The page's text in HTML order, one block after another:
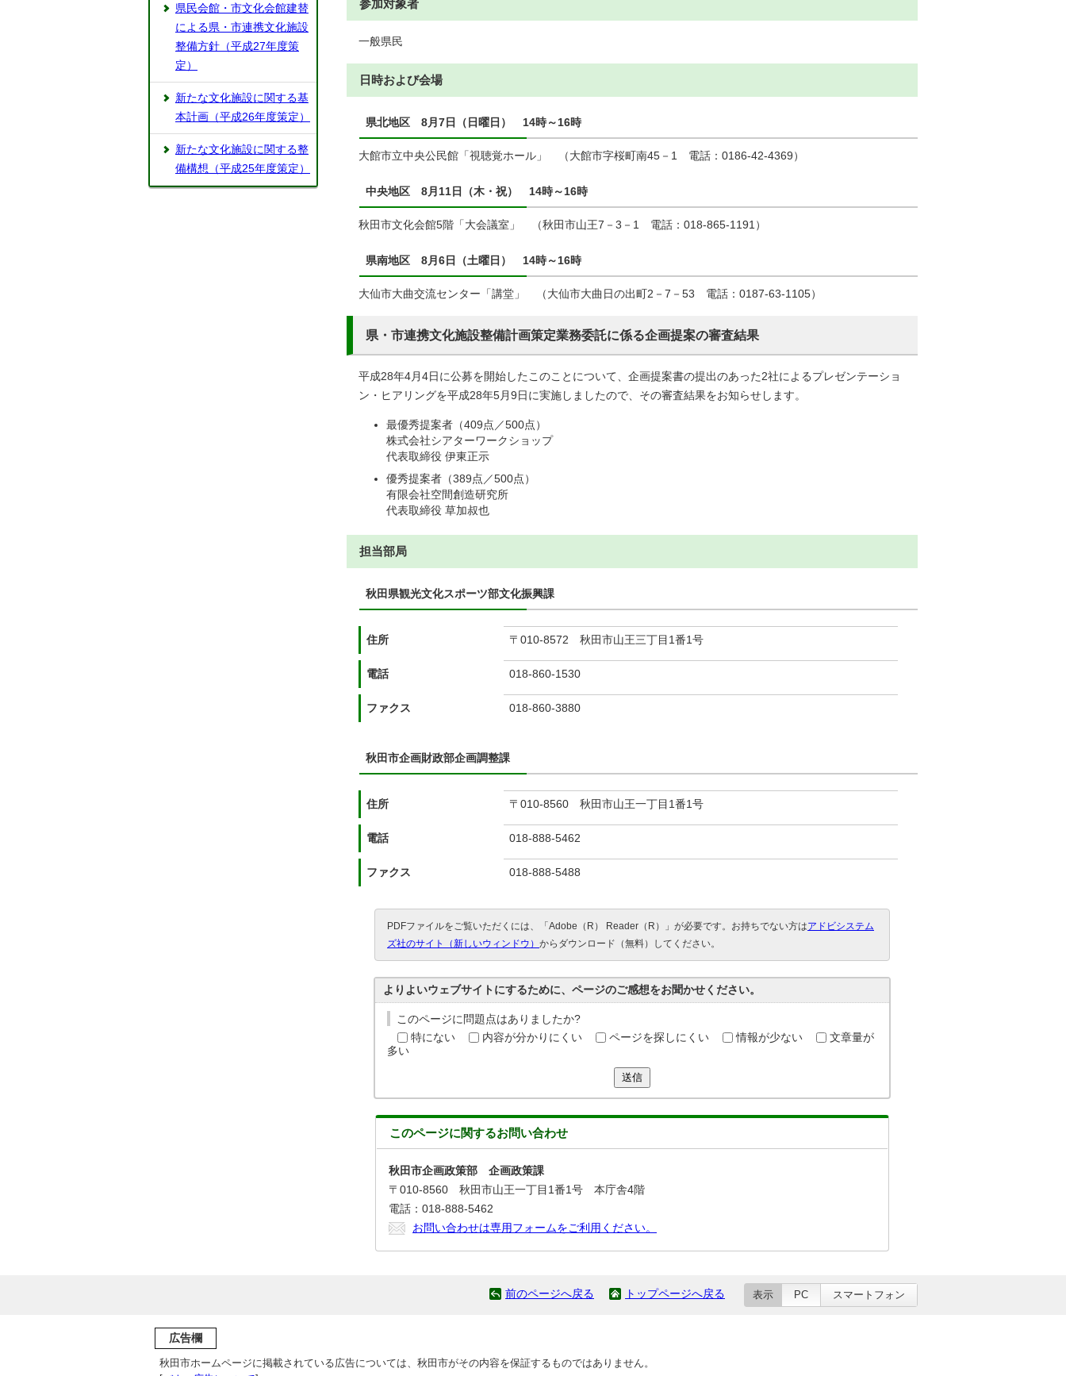
参加対象者
一般県民
日時および会場
県北地区 8月7日（日曜日） 14時～16時
大館市立中央公民館「視聴覚ホール」 （大館市字桜町南45－1 電話：0186-42-4369）
中央地区 8月11日（木・祝） 14時～16時
秋田市文化会館5階「大会議室」 （秋田市山王7－3－1 電話：018-865-1191）
県南地区 8月6日（土曜日） 14時～16時
大仙市大曲交流センター「講堂」 （大仙市大曲日の出町2－7－53 電話：0187-63-1105）
県・市連携文化施設整備計画策定業務委託に係る企画提案の審査結果
平成28年4月4日に公募を開始したこのことについて、企画提案書の提出のあった2社によるプレゼンテーショ
ン・ヒアリングを平成28年5月9日に実施しましたので、その審査結果をお知らせします。
最優秀提案者（409点／500点）
株式会社シアターワークショップ
代表取締役 伊東正示
優秀提案者（389点／500点）
有限会社空間創造研究所
代表取締役 草加叔也
担当部局
秋田県観光文化スポーツ部文化振興課
住所 〒010-8572 秋田市山王三丁目1番1号
電話 018-860-1530
ファクス 018-860-3880
秋田市企画財政部企画調整課
住所 〒010-8560 秋田市山王一丁目1番1号
電話 018-888-5462
ファクス 018-888-5488
PDFファイルをご覧いただくには、「Adobe（R） Reader（R）」が必要です。お持ちでない方はアドビシステム
ズ社のサイト（新しいウィンドウ） からダウンロード（無料）してください。
よりよいウェブサイトにするために、ページのご感想をお聞かせください。
このページに問題点はありましたか?
特にない
内容が分かりにくい ページを探しにくい 情報が少ない
文章量が
多い
送信
このページに関するお問い合わせ
秋田市企画政策部 企画政策課
〒010-8560 秋田市山王一丁目1番1号 本庁舎4階
電話：018-888-5462
お問い合わせは専用フォームをご利用ください。
県民会館・市文化会館建替
による県・市連携文化施設
整備方針（平成27年度策
定）
新たな文化施設に関する基
本計画（平成26年度策定）
新たな文化施設に関する整
備構想（平成25年度策定）
前のページへ戻る トップページへ戻る 表示 PC スマートフォン
広告欄
秋田市ホームページに掲載されている広告については、秋田市がその内容を保証するものではありません。